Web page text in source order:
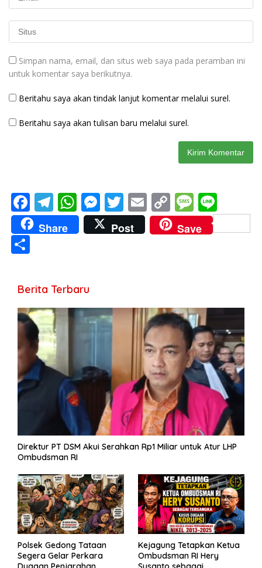
Simpan nama, email, dan situs web saya pada peramban ini
untuk komentar saya berikutnya.
Beritahu saya akan tindak lanjut komentar melalui surel.
Beritahu saya akan tulisan baru melalui surel.
F
ac
e
o
k
T
el
e
m
W
h
at
p
p
M
e
ss
er
T
w
itt
E
m
ai
C
o
p
k
M
e
ss
n
e
Share Post Save
ar
e
Berita Terbaru
Direktur PT DSM Akui Serahkan Rp1 Miliar untuk Atur LHP
Ombudsman RI
Polsek Gedong Tataan
Segera Gelar Perkara
Kejagung Tetapkan Ketua
Ombudsman RI Hery